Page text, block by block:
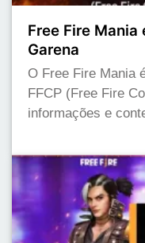
Free Fire Mania
Garena
O Free Fire Mania
FFCP (Free Fire
informações e